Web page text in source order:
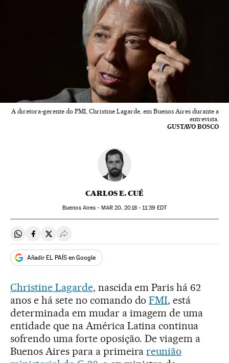
A diretora-gerente do FMI, Christine Lagarde, em Buenos Aires durante a
entrevista.
GUSTAVO BOSCO
CARLOS E. CUÉ
Buenos Aires - MAR20, 2018 - 11:39 EDT
Compartir en Whatsapp
Compartir en Facebook
Compartir en Twitter
Desplegar Redes Sociales
Añadir EL PAÍS en Google
Christine Lagarde, nascida em Paris há 62
anos e há sete no comando doFMI, está
determinada em mudar a imagem de uma
entidade que na América Latina continua
sofrendo uma forte oposição. De viagem a
Buenos Aires para a primeirareunião